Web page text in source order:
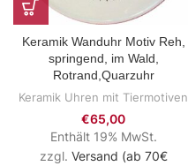
Keramik Wanduhr Motiv Reh,
springend, im Wald,
Rotrand,Quarzuhr
Keramik Uhren mit Tiermotiven
€65,00
Enthält 19% MwSt.
zzgl. Versand (ab 70€